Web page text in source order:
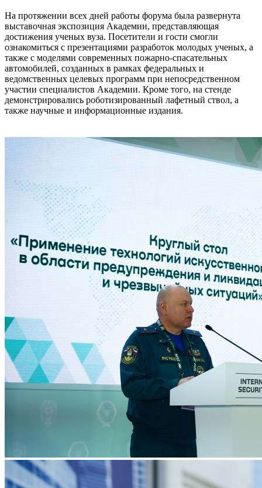
На протяжении всех дней работы форума была развернута
выставочная экспозиция Академии, представляющая
достижения ученых вуза. Посетители и гости смогли
ознакомиться с презентациями разработок молодых ученых, а
также с моделями современных пожарно-спасательных
автомобилей, созданных в рамках федеральных и
ведомственных целевых программ при непосредственном
участии специалистов Академии. Кроме того, на стенде
демонстрировались роботизированный лафетный ствол, а
также научные и информационные издания.